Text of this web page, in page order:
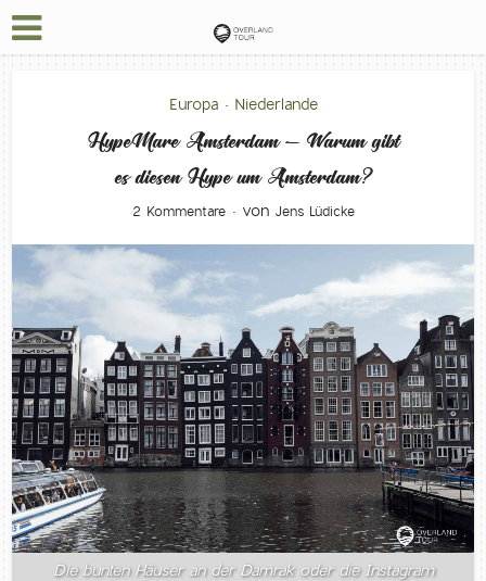
Europa • Niederlande
HypeMare Amsterdam – Warum gibt
es diesen Hype um Amsterdam?
2 Kommentare von Jens Lüdicke
Die bunten Häuser an der Damrak oder die Instagram